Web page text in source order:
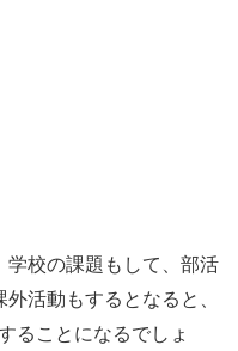
学校の課題もして、部活
活動もするとなると、
ることになるでしょ